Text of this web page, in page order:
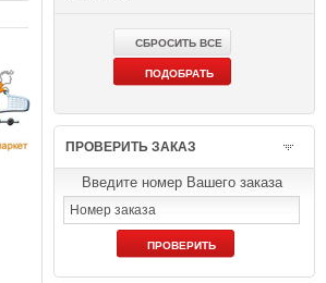
ПРОВЕРИТЬ ЗАКАЗ
Введите номер Вашего заказа